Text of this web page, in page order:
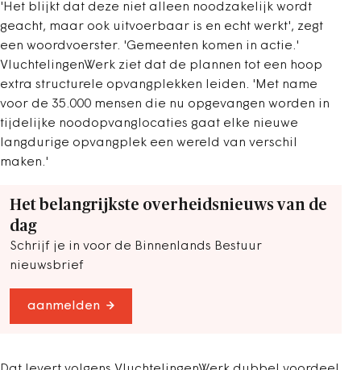
'Het blijkt dat deze niet alleen noodzakelijk wordt
geacht, maar ook uitvoerbaar is en echt werkt', zegt
een woordvoerster. 'Gemeenten komen in actie.'
VluchtelingenWerk ziet dat de plannen tot een hoop
extra structurele opvangplekken leiden. 'Met name
voor de 35.000 mensen die nu opgevangen worden in
tijdelijke noodopvanglocaties gaat elke nieuwe
langdurige opvangplek een wereld van verschil
maken.'
Het belangrijkste overheidsnieuws van de
dag
Schrijf je in voor de Binnenlands Bestuur
nieuwsbrief
aanmelden